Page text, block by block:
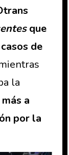
que
de
la
a
por la